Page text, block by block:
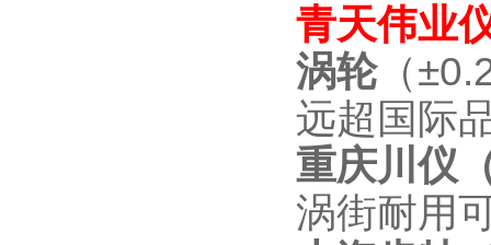
青天伟业
涡轮（
远超国际
重庆川仪
涡街耐用